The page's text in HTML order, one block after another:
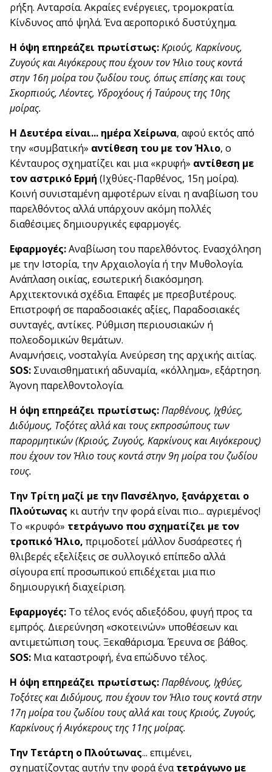
ρήξη. Ανταρσία. Ακραίες ενέργειες, τρομοκρατία.
Κίνδυνος από ψηλά. Ένα αεροπορικό δυστύχημα.
Η όψη επηρεάζει πρωτίστως:Κριούς, Καρκίνους,
Ζυγούς και Αιγόκερους που έχουν τον Ήλιο τους κοντά
στην 16η μοίρα του ζωδίου τους, όπως επίσης και τους
Σκορπιούς, Λέοντες, Υδροχόους ή Ταύρους της 10ης
μοίρας.
Η Δευτέρα είναι... ημέρα Χείρωνα, αφού εκτός από
την «συμβατική» αντίθεση του με τον Ήλιο, ο
Κένταυρος σχηματίζει και μια «κρυφή» αντίθεση με
τον αστρικό Ερμή (Ιχθύες-Παρθένος, 15η μοίρα).
Κοινή συνισταμένη αμφοτέρων είναι η αναβίωση του
παρελθόντος αλλά υπάρχουν ακόμη πολλές
διαθέσιμες δημιουργικές εφαρμογές.
Εφαρμογές:Αναβίωση του παρελθόντος. Ενασχόληση
με την Ιστορία, την Αρχαιολογία ή την Μυθολογία.
Ανάπλαση οικίας, εσωτερική διακόσμηση.
Αρχιτεκτονικά σχέδια. Επαφές με πρεσβυτέρους.
Επιστροφή σε παραδοσιακές αξίες, Παραδοσιακές
συνταγές, αντίκες. Ρύθμιση περιουσιακών ή
πολεοδομικών θεμάτων.
Αναμνήσεις, νοσταλγία. Ανεύρεση της αρχικής αιτίας.
SOS: Συναισθηματική αδυναμία, «κόλλημα», εξάρτηση.
Άγονη παρελθοντολογία.
Η όψη επηρεάζει πρωτίστως:Παρθένους, Ιχθύες,
Διδύμους, Τοξότες αλλά και τους εκπροσώπους των
παρορμητικών (Κριούς, Ζυγούς, Καρκίνους και Αιγόκερους)
που έχουν τον Ήλιο τους κοντά στην 9η μοίρα του ζωδίου
τους.
Την Τρίτη μαζί με την Πανσέληνο, ξανάρχεται ο
Πλούτωνας κι αυτήν την φορά είναι πιο... αγριεμένος!
Το «κρυφό» τετράγωνο που σχηματίζει με τον
τροπικό Ήλιο, πριμοδοτεί μάλλον δυσάρεστες ή
θλιβερές εξελίξεις σε συλλογικό επίπεδο αλλά
σίγουρα επί προσωπικού επιδέχεται μια πιο
δημιουργική διαχείριση.
Εφαρμογές: Το τέλος ενός αδιεξόδου, φυγή προς τα
εμπρός. Διερεύνηση «σκοτεινών» υποθέσεων και
αντιμετώπιση τους. Ξεκαθάρισμα. Έρευνα σε βάθος.
SOS: Μια καταστροφή, ένα επώδυνο τέλος.
Η όψη επηρεάζει πρωτίστως:Παρθένους, Ιχθύες,
Τοξότες και Διδύμους, που έχουν τον Ήλιο τους κοντά στην
17η μοίρα του ζωδίου τους αλλά και τους Κριούς, Ζυγούς,
Καρκίνους ή Αιγόκερους της 11ης μοίρας.
Την Τετάρτη ο Πλούτωνας... επιμένει,
σχηματίζοντας αυτήν την φορά ένατετράγωνο με